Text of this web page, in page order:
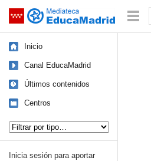
Saltar navegación
Inicio
Canal EducaMadrid
Últimos contenidos
Centros
Inicia sesión para aportar